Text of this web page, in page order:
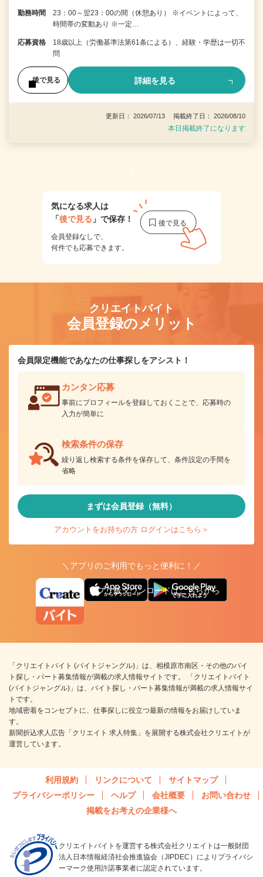
勤務時間
23：00～翌23：00の間（休憩あり） ※イベントによって、
時間帯の変動あり ※一定…
応募資格
18歳以上（労働基準法第61条による）、経験・学歴は一切不
問
後で見る 詳細を見る
更新日： 2026/07/13 掲載終了日： 2026/08/10
本日掲載終了になります
1
気になる求人は
「後で見る 」で保存！
会員登録なしで、
何件でも応募できます。
クリエイトバイト
会員登録のメリット
会員限定機能であなたの仕事探しをアシスト！
カンタン応募
事前にプロフィールを登録しておくことで、応募時の
入力が簡単に
検索条件の保存
繰り返し検索する条件を保存して、条件設定の手間を
省略
まずは会員登録（無料）
アカウントをお持ちの方 ログインはこちら＞
＼アプリのご利用でもっと便利に！／
アプリ版ダウンロードはこちらから
「クリエイトバイト (バイトジャングル)」は、相模原市南区・その他のバイ
ト探し・パート募集情報が満載の求人情報サイトです。 「クリエイトバイト
(バイトジャングル)」は、バイト探し・パート募集情報が満載の求人情報サイ
トです。
地域密着をコンセプトに、仕事探しに役立つ最新の情報をお届けしていま
す。
新聞折込求人広告「クリエイト 求人特集」を展開する株式会社クリエイトが
運営しています。
利用規約 リンクについて
サイトマップ
プライバシーポリシー
ヘルプ 会社概要
お問い合わせ
掲載をお考えの企業様へ
クリエイトバイトを運営する株式会社クリエイトは一般財団
法人日本情報経済社会推進協会（JIPDEC）によりプライバシ
ーマーク使用許諾事業者に認定されています。